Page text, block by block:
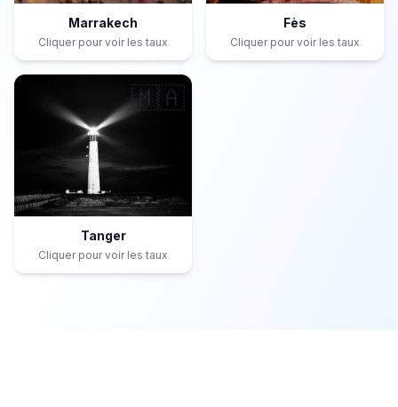
Marrakech
Cliquer pour voir les taux
Fès
Cliquer pour voir les taux
🇲🇦
Tanger
Cliquer pour voir les taux